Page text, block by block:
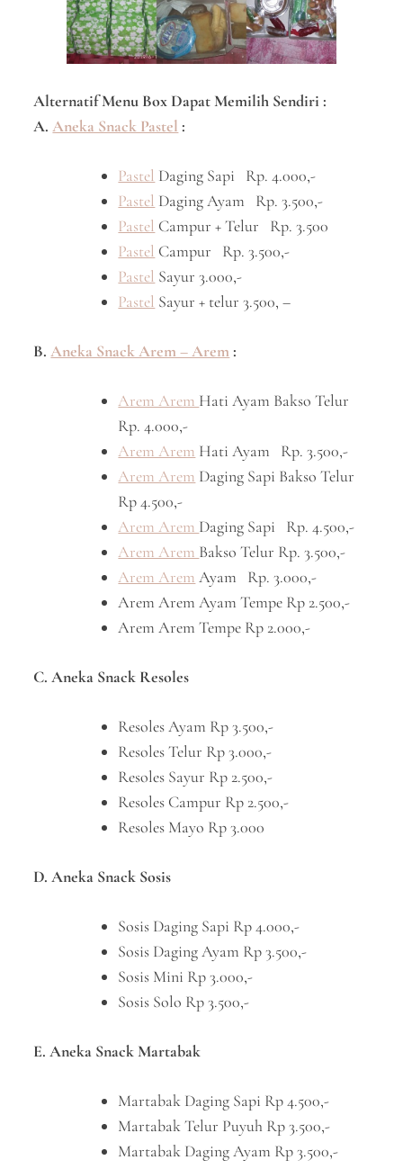
Alternatif Menu Box Dapat Memilih Sendiri :
A.Aneka Snack Pastel :
Pastel Daging Sapi Rp. 4.000,-
Pastel Daging Ayam Rp. 3.500,-
Pastel Campur + Telur Rp. 3.500
Pastel Campur Rp. 3.500,-
Pastel Sayur 3.000,-
Pastel Sayur + telur 3.500, –
B.Aneka Snack Arem – Arem :
Arem Arem Hati Ayam Bakso Telur
Rp. 4.000,-
Arem Arem Hati Ayam Rp. 3.500,-
Arem Arem Daging Sapi Bakso Telur
Rp 4.500,-
Arem Arem Daging Sapi Rp. 4.500,-
Arem Arem Bakso Telur Rp. 3.500,-
Arem Arem Ayam Rp. 3.000,-
Arem Arem Ayam Tempe Rp 2.500,-
Arem Arem Tempe Rp 2.000,-
C. Aneka Snack Resoles
Resoles Ayam Rp 3.500,-
Resoles Telur Rp 3.000,-
Resoles Sayur Rp 2.500,-
Resoles Campur Rp 2.500,-
Resoles Mayo Rp 3.000
D. Aneka Snack Sosis
Sosis Daging Sapi Rp 4.000,-
Sosis Daging Ayam Rp 3.500,-
Sosis Mini Rp 3.000,-
Sosis Solo Rp 3.500,-
E. Aneka Snack Martabak
Martabak Daging Sapi Rp 4.500,-
Martabak Telur Puyuh Rp 3.500,-
Martabak Daging Ayam Rp 3.500,-